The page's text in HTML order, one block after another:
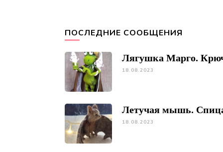
ПОСЛЕДНИЕ СООБЩЕНИЯ
Лягушка Марго.
18.08.2023
Летучая мышь.
18.08.2023